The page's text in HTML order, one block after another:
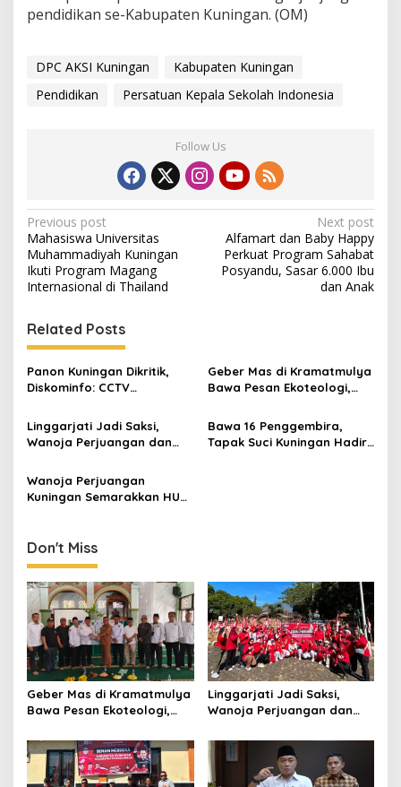
pendidikan se-Kabupaten Kuningan. (OM)
DPC AKSI Kuningan
Kabupaten Kuningan
Pendidikan
Persatuan Kepala Sekolah Indonesia
Follow Us
Post
navigation
Previous post
Mahasiswa Universitas
Muhammadiyah Kuningan
Ikuti Program Magang
Internasional di Thailand
Next post
Alfamart dan Baby Happy
Perkuat Program Sahabat
Posyandu, Sasar 6.000 Ibu
dan Anak
Related Posts
Panon Kuningan Dikritik,
Diskominfo: CCTV
Kasus Kejahatan
Geber Mas di Kramatmulya
Bawa Pesan Ekoteologi,
Tanam Pohon
Linggarjati Jadi Saksi,
Wanoja Perjuangan dan
Kemerdekaan
Bawa 16 Penggembira,
Tapak Suci Kuningan Hadiri
Wanoja Perjuangan
Kuningan Semarakkan HUT
dan Berdaya
Don't Miss
Geber Mas di Kramatmulya
Bawa Pesan Ekoteologi,
Tanam Pohon
Linggarjati Jadi Saksi,
Wanoja Perjuangan dan
Kemerdekaan